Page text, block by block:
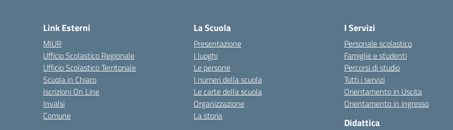
Link Esterni
MIUR
Ufficio Scolastico Regionale
Ufficio Scolastico Territoriale
Scuola in Chiaro
Iscrizioni On Line
Invalsi
Comune
La Scuola
Presentazione
I luoghi
Le persone
I numeri della scuola
Le carte della scuola
Organizzazione
La storia
I Servizi
Personale scolastico
Famiglie e studenti
Percorsi di studio
Tutti i servizi
Orientamento in Uscita
Orientamento in ingresso
Didattica